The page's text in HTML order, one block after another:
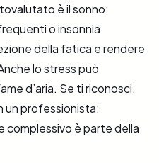
è il sonno:
o insonnia
della fatica e rendere
lo stress può
d’aria. Se ti riconosci,
un professionista:
complessivo è parte della